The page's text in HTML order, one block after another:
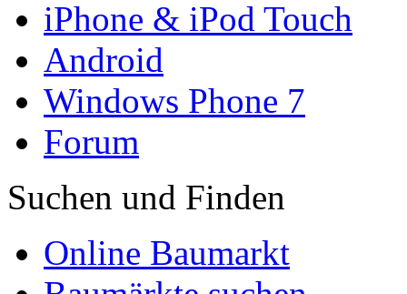
iPhone & iPod Touch
Android
Windows Phone 7
Forum
Suchen und Finden
Online Baumarkt